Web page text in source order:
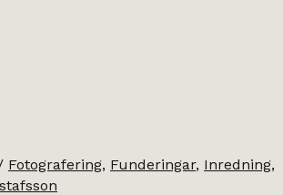
Fotografering, Funderingar, Inredning,